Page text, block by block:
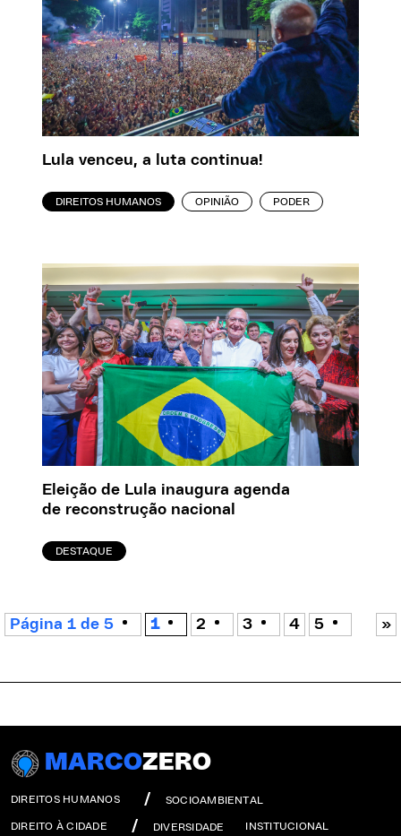
Lula venceu, a luta continua!
DIREITOS HUMANOS OPINIÃO PODER
Eleição de Lula inaugura agenda
de reconstrução nacional
DESTAQUE
Página 1 de 5 1 2 3 4 5 »
MARCOZERO
DIREITOS HUMANOS SOCIOAMBIENTAL
DIREITO À CIDADE DIVERSIDADE INSTITUCIONAL